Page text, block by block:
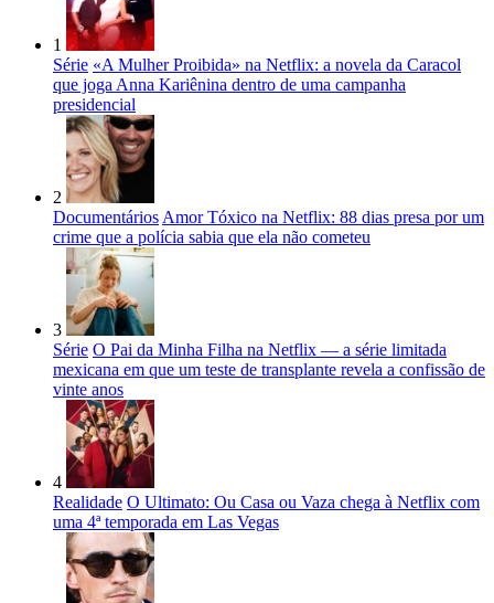
1
Série «A Mulher Proibida» na Netflix: a novela da Caracol
que joga Anna Kariênina dentro de uma campanha
presidencial
2
Documentários Amor Tóxico na Netflix: 88 dias presa por um
crime que a polícia sabia que ela não cometeu
3
Série O Pai da Minha Filha na Netflix — a série limitada
mexicana em que um teste de transplante revela a confissão de
vinte anos
4
Realidade O Ultimato: Ou Casa ou Vaza chega à Netflix com
uma 4ª temporada em Las Vegas